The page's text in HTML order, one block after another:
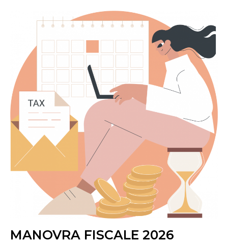
MANOVRA FISCALE 2026